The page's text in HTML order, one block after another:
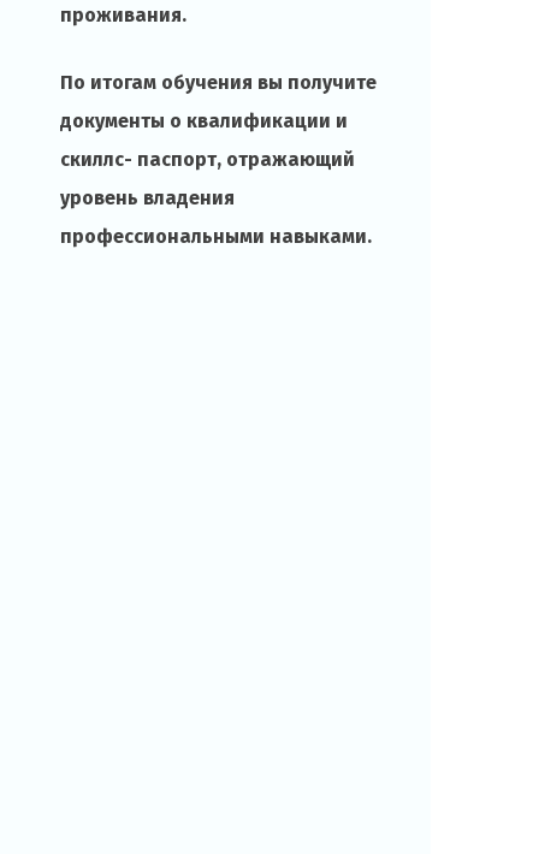
проживания.
По итогам обучения вы получите
документы о квалификации и
скиллс- паспорт, отражающий
уровень владения
профессиональными навыками.